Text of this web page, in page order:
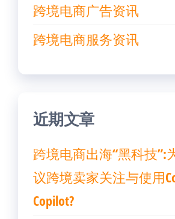
跨境电商广告资讯
跨境电商服务资讯
近期文章
跨境电商出海“黑科技”:
议跨境卖家关注与使用
Copilot?